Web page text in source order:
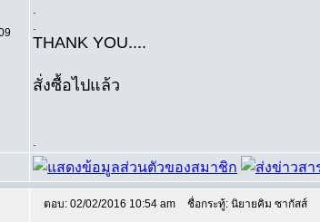
THANK YOU....
สั่งซื้อไปแล้ว
ตอบ: 02/02/2016 10:54 am ชื่อกระทู้: นิยายคิม ซากัสส์